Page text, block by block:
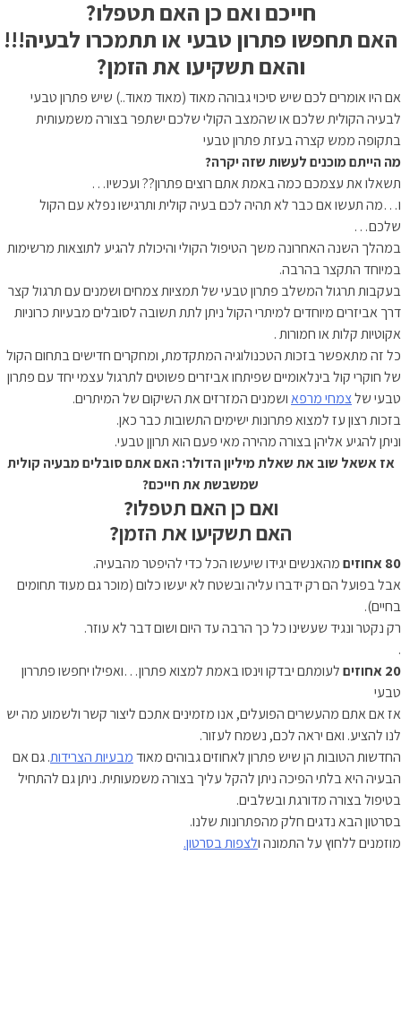
חייכם ואם כן האם תטפלו?
האם תחפשו פתרון טבעי או תתמכרו לבעיה!!!
והאם תשקיעו את הזמן?
אם היו אומרים לכם שיש סיכוי גבוהה מאוד (מאוד מאוד..) שיש פתרון טבעי
לבעיההקולית שלכם או שהמצב הקולי שלכם ישתפר בצורה משמעותית
בתקופה ממש קצרה בעזת פתרון טבעי
מה הייתם מוכנים לעשות שזה יקרה?
תשאלו את עצמכם כמה באמת אתם רוצים פתרון?? ועכשיו…
ו…מה תעשו אם כבר לא תהיה לכם בעיה קולית ותרגישו נפלא עם הקול
שלכם…
במהלך השנה האחרונה משך הטיפול הקולי והיכולת להגיע לתוצאות מרשימות
במיוחד התקצר בהרבה.
בעקבות תרגול המשלב פתרון טבעי של תמציות צמחים ושמנים עם תרגול קצר
דרך אביזרים מיוחדים למיתרי הקול ניתן לתת תשובה לסובלים מבעיות כרוניות
אקוטיות קלות או חמורות .
כל זה מתאפשר בזכות הטכנולוגיה המתקדמת, ומחקרים חדישים בתחום הקול
של חוקרי קול בינלאומיים שפיתחו אביזרים פשוטים לתרגול עצמי יחד עם פתרון
טבעי שלצמחי מרפאושמנים המזרזים את השיקום של המיתרים.
בזכות רצון עז למצוא פתרונות ישימים התשובות כבר כאן.
וניתן להגיע אליהן בצורה מהירה מאי פעם הוא תרוןן טבעי.
אז אשאל שוב את שאלת מיליון הדולר: האם אתם סובלים מבעיה קולית
שמשבשת את חייכם?
ואם כן האם תטפלו?
האם תשקיעו את הזמן?
80 אחוזים
מהאנשים יגידו שיעשו הכל כדי להיפטר מהבעיה.
אבל בפועל הם רק ידברו עליה ובשטח לא יעשו כלום (מוכר גם מעוד תחומים
בחיים).
רק נקטר ונגיד שעשינו כל כך הרבה עד היום ושום דבר לא עוזר.
.
20 אחוזים
לעומתם יבדקו וינסו באמת למצוא פתרון…ואפילו יחפשו פתררון
טבעי
אז אם אתם מהעשרים הפועלים, אנו מזמינים אתכם ליצור קשר ולשמוע מה יש
לנו להציע. ואם יראה לכם, נשמח לעזור.
החדשות הטובות הן שיש פתרון לאחוזים גבוהים מאודמבעיות הצרידות. גם אם
הבעיה היא בלתי הפיכה ניתן להקל עליך בצורה משמעותית. ניתן גם להתחיל
בטיפול בצורה מדורגת ובשלבים.
בסרטון הבא נדגים חלק מהפתרונות שלנו.
מוזמנים ללחוץ על התמונה ולצפות בסרטון.